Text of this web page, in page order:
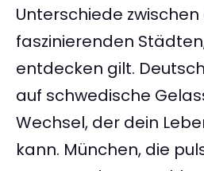
Unterschiede
faszinierenden
entdecken gilt.
auf schwedische
Wechsel, der dein
kann. München, die